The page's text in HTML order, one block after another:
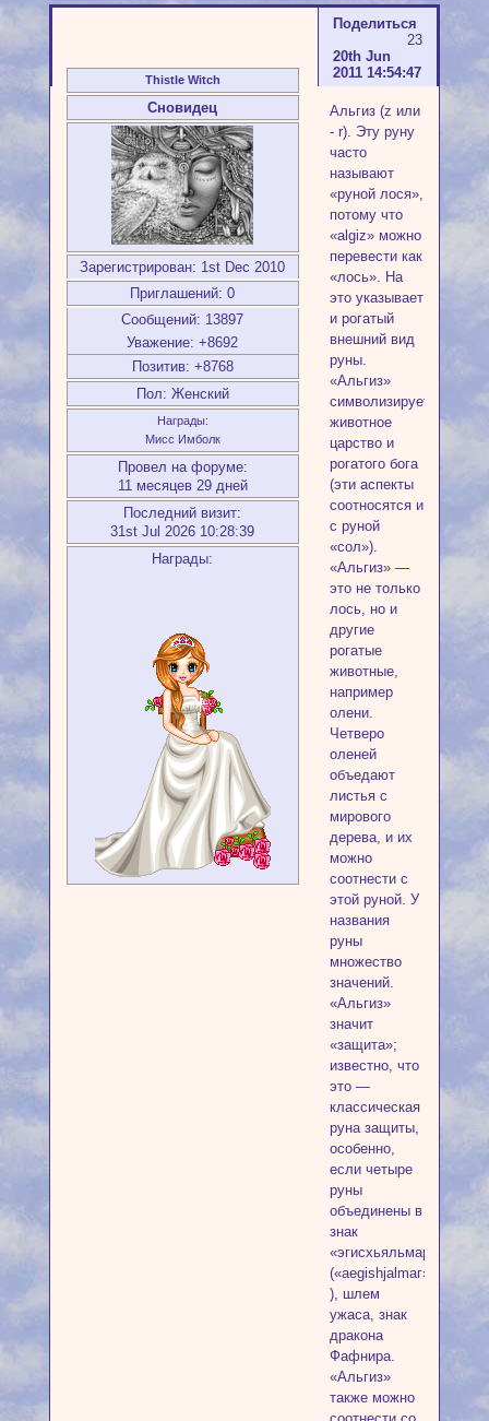
Поделиться
23
20th Jun
2011 14:54:47
Thistle Witch
Сновидец
Зарегистрирован: 1st Dec 2010
Приглашений: 0
Сообщений: 13897
Уважение: +8692
Позитив: +8768
Пол: Женский
Награды:
Мисс Имболк
Провел на форуме:
11 месяцев 29 дней
Последний визит:
31st Jul 2026 10:28:39
Награды:
Альгиз (z или
- r). Эту руну
часто
называют
«руной лося»,
потому что
«algiz» можно
перевести как
«лось». На
это указывает
и рогатый
внешний вид
руны.
«Альгиз»
символизирует
животное
царство и
рогатого бога
(эти аспекты
соотносятся и
с руной
«сол»).
«Альгиз» —
это не только
лось, но и
другие
рогатые
животные,
например
олени.
Четверо
оленей
объедают
листья с
мирового
дерева, и их
можно
соотнести с
этой руной. У
названия
руны
множество
значений.
«Альгиз»
значит
«защита»;
известно, что
это —
классическая
руна защиты,
особенно,
если четыре
руны
объединены в
знак
«эгисхьяльмар»
(«aegishjalmаг»,
), шлем
ужаса, знак
дракона
Фафнира.
«Альгиз»
также можно